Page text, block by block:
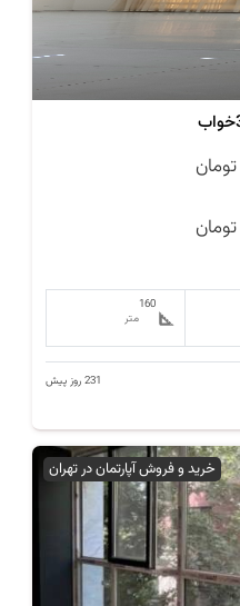
تومان
تومان
160
متر
231 روز پیش
خرید و فروش آپارتمان در تهران